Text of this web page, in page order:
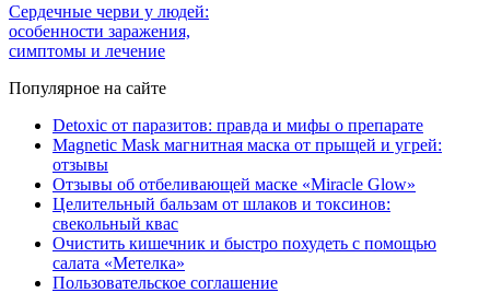
Сердечные черви у людей:
особенности заражения,
симптомы и лечение
Популярное на сайте
Detoxic от паразитов: правда и мифы о препарате
Magnetic Mask магнитная маска от прыщей и угрей:
отзывы
Отзывы об отбеливающей маске «Miracle Glow»
Целительный бальзам от шлаков и токсинов:
свекольный квас
Очистить кишечник и быстро похудеть с помощью
салата «Метелка»
Пользовательское соглашение